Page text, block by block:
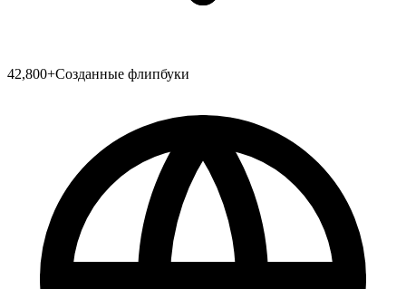
42,800+Созданные флипбуки